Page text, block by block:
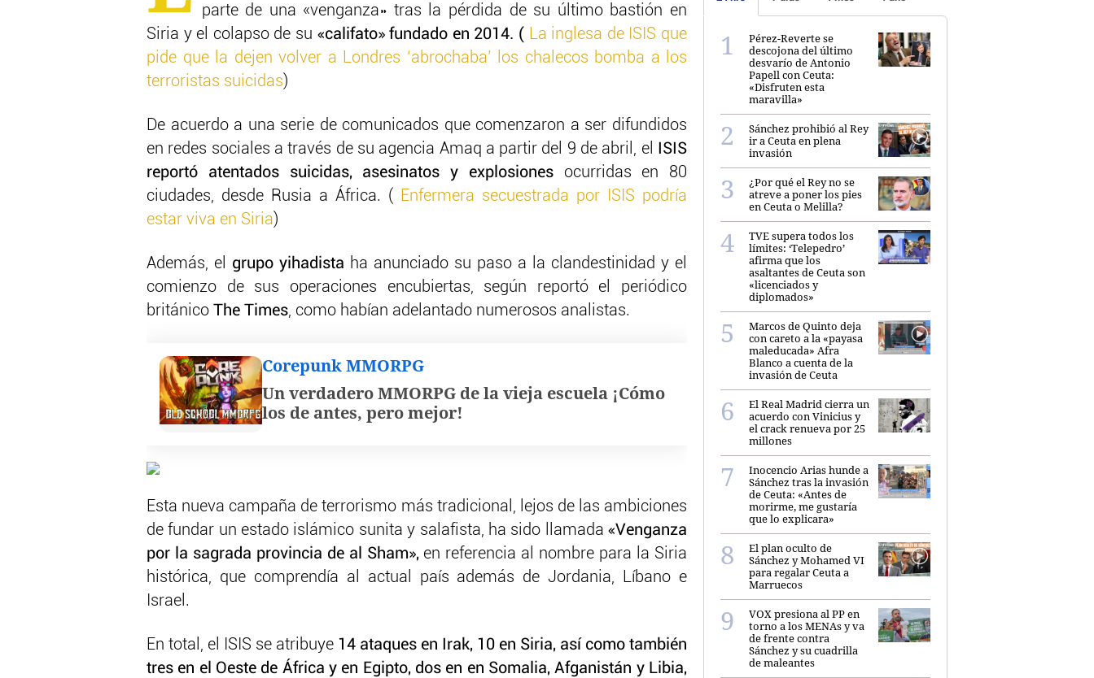
parte de una «venganza» tras la pérdida de su último bastión en
Siria y el colapso de su «califato» fundado en 2014. ( La inglesa de ISIS que
pide que la dejen volver a Londres ‘abrochaba’ los chalecos bomba a los
terroristas suicidas)
De acuerdo a una serie de comunicados que comenzaron a ser difundidos
en redes sociales a través de su agencia Amaq a partir del 9 de abril, el
ISIS
reportó atentados suicidas, asesinatos y explosiones ocurridas en 80
ciudades, desde Rusia a África. (
Enfermera secuestrada por ISIS podría
estar viva en Siria)
Además, el grupo yihadista ha anunciado su paso a la clandestinidad y el
comienzo de sus operaciones encubiertas, según reportó el periódico
británico The Times, como habían adelantado numerosos analistas.
Corepunk MMORPG
Un verdadero MMORPG de la vieja escuela ¡Cómo
los de antes, pero mejor!
Esta nueva campaña de terrorismo más tradicional, lejos de las ambiciones
de fundar un estado islámico sunita y salafista, ha sido llamada «Venganza
por la sagrada provincia de al Sham», en referencia al nombre para la Siria
histórica, que comprendía al actual país además de Jordania, Líbano e
Israel.
En total, el ISIS se atribuye 14 ataques en Irak, 10 en Siria, así como también
tres en el Oeste de África y en Egipto, dos en en Somalia, Afganistán y Libia,
Pérez-Reverte se
descojona del último
desvarío de Antonio
Papell con Ceuta:
«Disfruten esta
maravilla»
Sánchez prohibió al Rey
ir a Ceuta en plena
invasión
¿Por qué el Rey no se
atreve a poner los pies
en Ceuta o Melilla?
TVE supera todos los
límites: ‘Telepedro’
afirma que los
asaltantes de Ceuta son
«licenciados y
diplomados»
Marcos de Quinto deja
con careto a la «payasa
maleducada» Afra
Blanco a cuenta de la
invasión de Ceuta
El Real Madrid cierra un
acuerdo con Vinicius y
el crack renueva por 25
millones
Inocencio Arias hunde a
Sánchez tras la invasión
de Ceuta: «Antes de
morirme, me gustaría
que lo explicara»
El plan oculto de
Sánchez y Mohamed VI
para regalar Ceuta a
Marruecos
VOX presiona al PP en
torno a los MENAs y va
de frente contra
Sánchez y su cuadrilla
de maleantes